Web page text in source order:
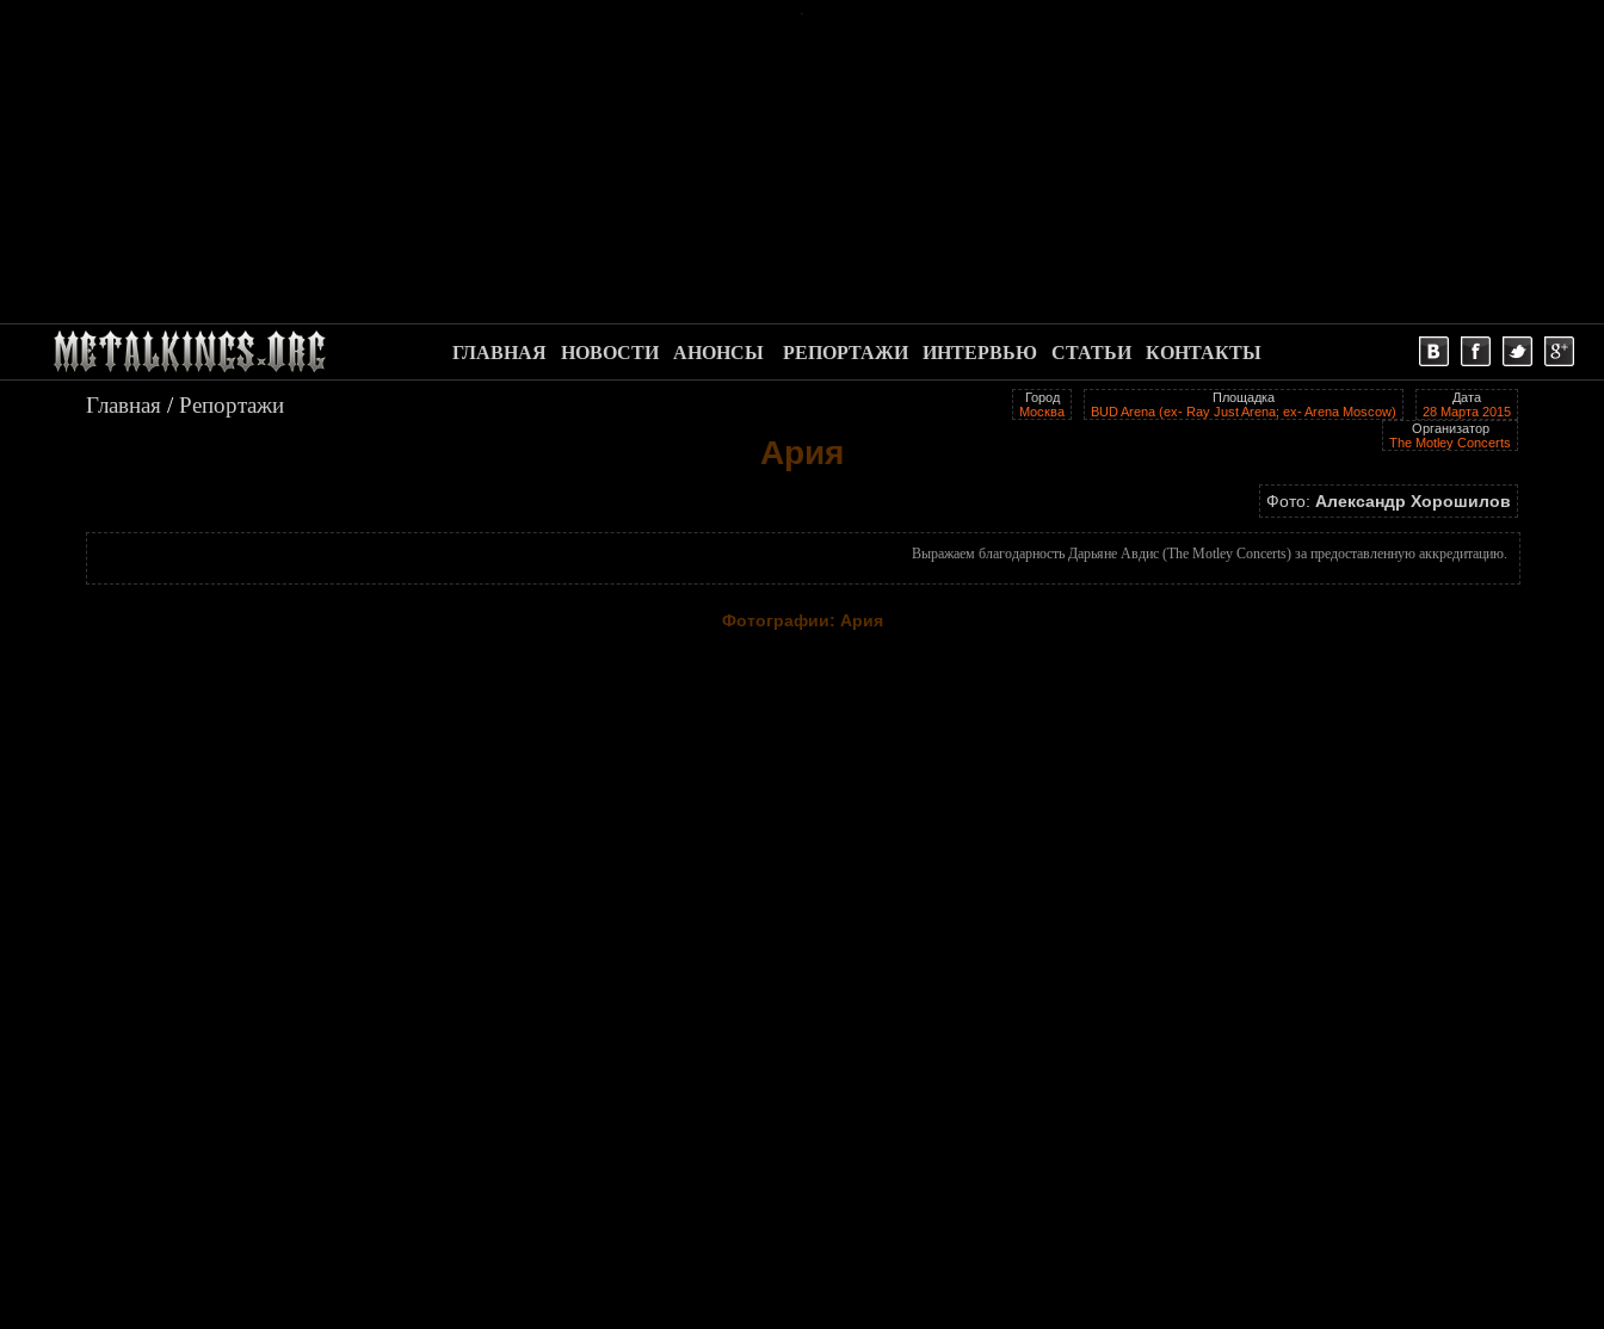
.
ГЛАВНАЯ НОВОСТИ АНОНСЫ РЕПОРТАЖИ ИНТЕРВЬЮ СТАТЬИ КОНТАКТЫ
Главная /Репортажи
Ария
Дата
28 Марта 2015
Площадка
BUD Arena (ex- Ray Just Arena; ex- Arena Moscow)
Город
Москва
Организатор
The Motley Concerts
Фото: Александр Хорошилов
Выражаем благодарность Дарьяне Авдис (The Motley Concerts) за предоставленную аккредитацию.
Фотографии: Ария